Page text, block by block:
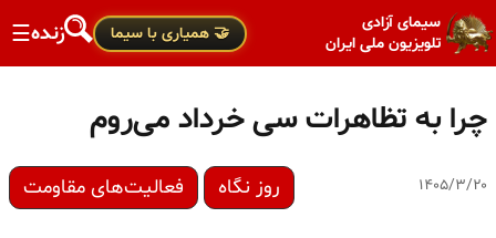
سیمای آزادی
تلویزیون ملی ایران
🤝 همیاری با سیما زنده☰
چرا به تظاهرات سی خرداد می‌روم
۱۴۰۵/۳/۲۰ روز نگاه فعالیت‌های مقاومت